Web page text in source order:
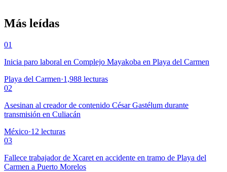
Más leídas
01
Inicia paro laboral en Complejo Mayakoba en Playa del Carmen
Playa del Carmen·1,988 lecturas
02
Asesinan al creador de contenido César Gastélum durante
transmisión en Culiacán
México·12 lecturas
03
Fallece trabajador de Xcaret en accidente en tramo de Playa del
Carmen a Puerto Morelos